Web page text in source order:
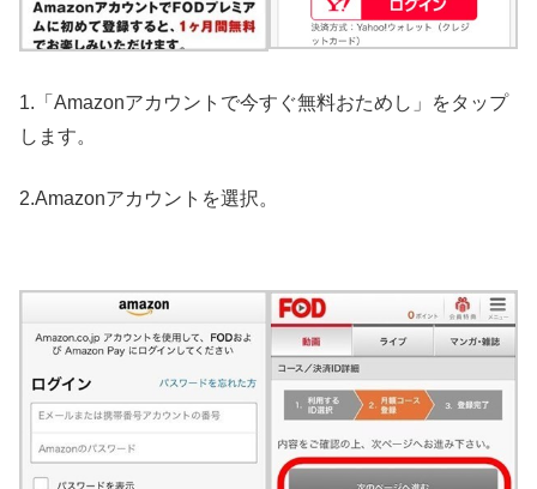
1.「Amazonアカウントで今すぐ無料おためし」をタップ
します。
2.Amazonアカウントを選択。